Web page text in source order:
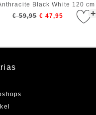
+
Black White 120 cm
€ 59,95 € 47,95